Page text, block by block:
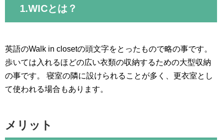
1.WICとは？
英語のWalk in closetの頭文字をとったもので略の事です。
歩いては入れるほどの広い衣類の収納するための大型収納
の事です。 寝室の隣に設けられることが多く、更衣室とし
て使われる場合もあります。
メリット